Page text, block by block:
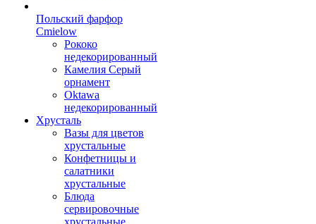
Польский фарфор
Сmielow
Рококо
недекорированный
Камелия Серый
орнамент
Oktawa
недекорированный
Хрусталь
Вазы для цветов
хрустальные
Конфетницы и
салатники
хрустальные
Блюда
сервировочные
хрустальные